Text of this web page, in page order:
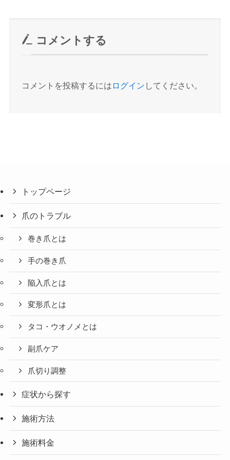
コメントする
コメントを投稿するには ログイン してください。
トップページ
爪のトラブル
巻き爪とは
手の巻き爪
陥入爪とは
変形爪とは
タコ・ウオノメとは
副爪ケア
爪切り調整
症状から探す
施術方法
施術料金